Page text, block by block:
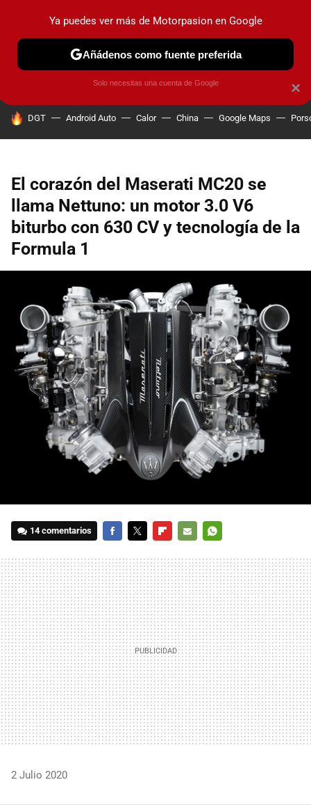
PRUEBAS COCHES ELÉCTRICOS OBSERVATORIO
HOY SE HABLA DE
DGT Android Auto Calor China Google Maps
El corazón del Maserati MC20 se
llama Nettuno: un motor 3.0 V6
biturbo con 630 CV y tecnología de la
Formula 1
14 comentarios
MAIL
2 Julio 2020
×
Ya puedes ver más de Motorpasion en Google
Añádenos como fuente preferida
Solo necesitas una cuenta de Google